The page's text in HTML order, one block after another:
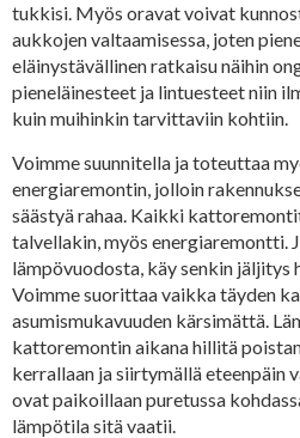
tukkisi. Myös oravat voivat
aukkojen valtaamisessa, joten
eläinystävällinen ratkaisu näihin
pieneläinesteet ja lintuesteet niin
kuin muihinkin tarvittaviin kohtiin.
Voimme suunnitella ja toteuttaa
energiaremontin, jolloin
säästyä rahaa. Kaikki
talvellakin, myös energiaremontti.
lämpövuodosta, käy senkin jäljitys
Voimme suorittaa vaikka täyden
asumismukavuuden kärsimättä.
kattoremontin aikana hillitä
kerrallaan ja siirtymällä eteenpäin
ovat paikoillaan puretussa
lämpötila sitä vaatii.